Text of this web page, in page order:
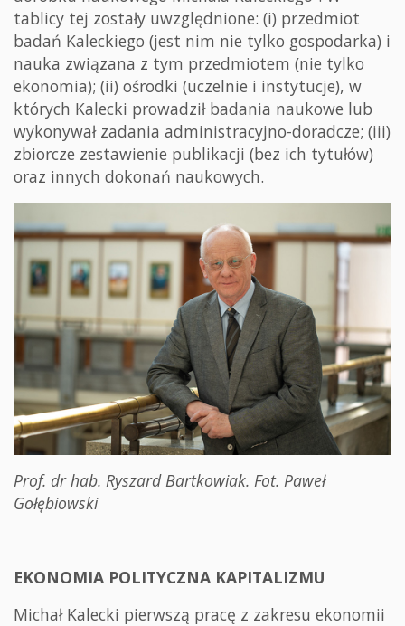
tablicy tej zostały uwzględnione: (i) przedmiot
badań Kaleckiego (jest nim nie tylko gospodarka) i
nauka związana z tym przedmiotem (nie tylko
ekonomia); (ii) ośrodki (uczelnie i instytucje), w
których Kalecki prowadził badania naukowe lub
wykonywał zadania administracyjno-doradcze; (iii)
zbiorcze zestawienie publikacji (bez ich tytułów)
oraz innych dokonań naukowych.
Prof. dr hab. Ryszard Bartkowiak. Fot. Paweł
Gołębiowski
EKONOMIA POLITYCZNA KAPITALIZMU
Michał Kalecki pierwszą pracę z zakresu ekonomii